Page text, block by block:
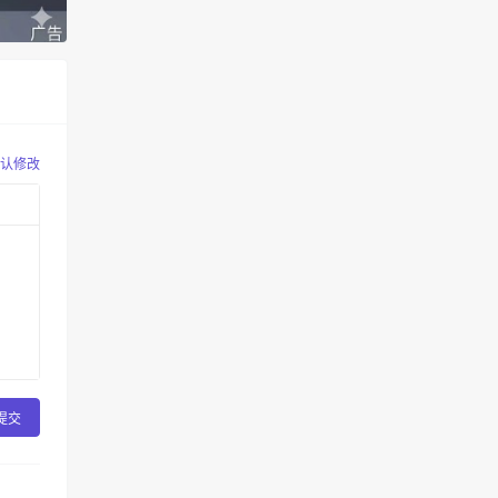
修改
交